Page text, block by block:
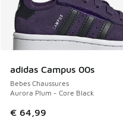
adidas Campus 00s
Bebes Chaussures
Aurora Plum - Core Black
€ 64,99